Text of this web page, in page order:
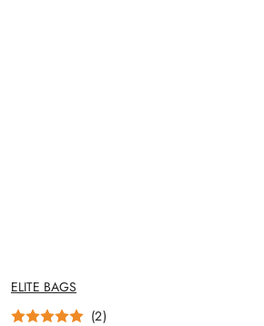
NAZWA
PRODUCENTA:
ELITE BAGS
(2)